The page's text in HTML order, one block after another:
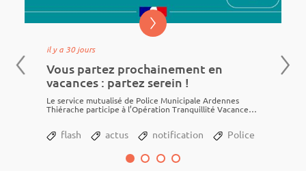
Vous partez prochainement en
vacances : partez serein !
il y a 30 jours
Le service mutua­lisé de Police Muni­ci­pale Ardennes
Thié­rache parti­cipe à l’Opéra­tion Tranquillité Vacances
flash actus notification Police